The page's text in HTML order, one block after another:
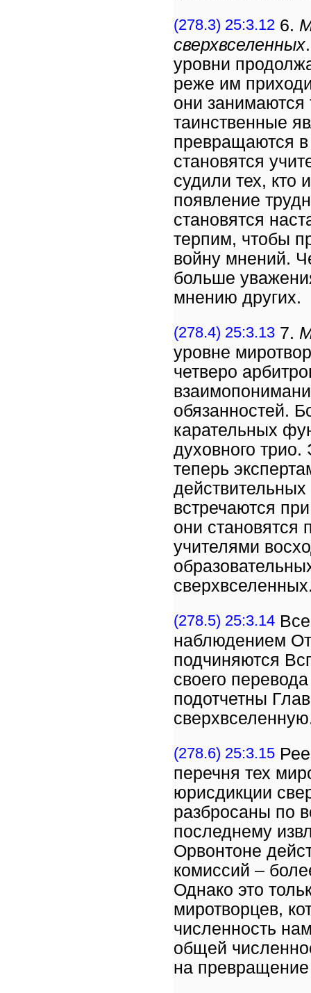
(278.3) 25:3.12 6.
сверхвселенных
уровни
реже им
они занимаются
таинственные
превращаются
становятся
судили тех, кто
появление
становятся
терпим, чтобы
войну мнений.
больше
мнению других.
(278.4) 25:3.13 7.
уровне
четверо
обязанностей.
карательных
духовного
теперь
встречаются
они
учителями
(278.5) 25:3.14
наблюдением
подчиняются
своего
подотчетны
(278.6) 25:3.15
перечня тех
юрисдикции
разбросаны по
последнему
Орвонтоне
комиссий –
Однако это
миротворцев,
численность
общей
на